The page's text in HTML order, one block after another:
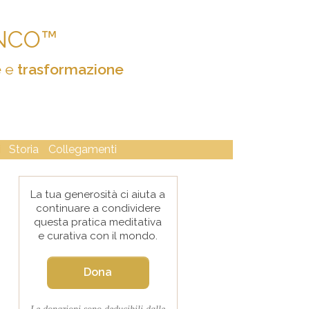
e trasformazione
Storia Collegamenti
La tua generosità ci aiuta a
continuare a condividere
questa pratica meditativa
e curativa con il mondo.
Dona